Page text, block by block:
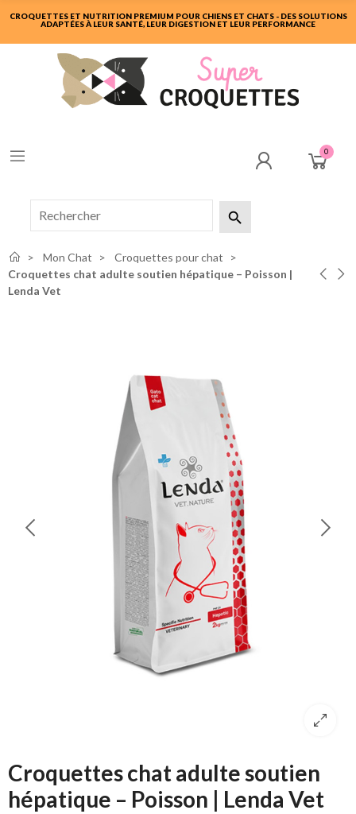
CROQUETTES ET NUTRITION PREMIUM POUR CHIENS ET CHATS - DES SOLUTIONS
ADAPTÉES À LEUR SANTÉ, LEUR DIGESTION ET LEUR PERFORMANCE
0

Mon Chat
Croquettes pour chat
Croquettes chat adulte soutien hépatique – Poisson |
Lenda Vet
Croquettes chat adulte soutien
hépatique – Poisson | Lenda Vet